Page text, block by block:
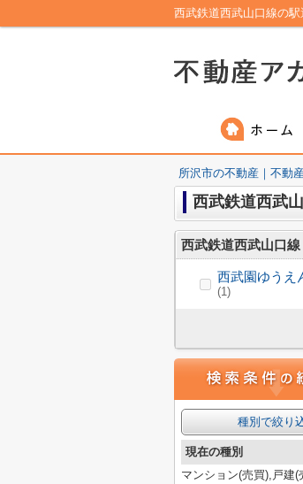
西武鉄道西武山口線の
所沢市の不動産｜不動
西武鉄道西武
西武鉄道西武山口線
西武園ゆうえ
(1)
種別で絞り
現在の種別
マンション(売買),戸建(